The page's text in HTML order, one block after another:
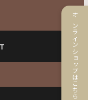
オンラインショップはこちら